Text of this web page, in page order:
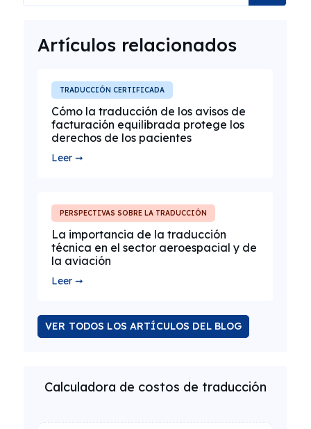
Artículos relacionados
TRADUCCIÓN CERTIFICADA
Cómo la traducción de los avisos de
facturación equilibrada protege los
derechos de los pacientes
Leer ➞
PERSPECTIVAS SOBRE LA TRADUCCIÓN
La importancia de la traducción
técnica en el sector aeroespacial y de
la aviación
Leer ➞
VER TODOS LOS ARTÍCULOS DEL BLOG
Calculadora de costos de traducción